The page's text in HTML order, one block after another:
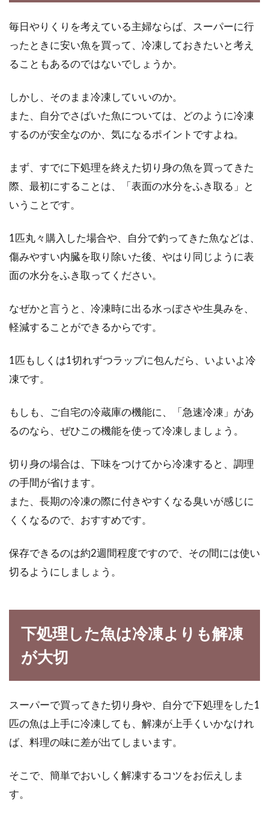
毎日やりくりを考えている主婦ならば、スーパーに行
ったときに安い魚を買って、冷凍しておきたいと考え
ることもあるのではないでしょうか。
しかし、そのまま冷凍していいのか。
また、自分でさばいた魚については、どのように冷凍
するのが安全なのか、気になるポイントですよね。
まず、すでに下処理を終えた切り身の魚を買ってきた
際、最初にすることは、「表面の水分をふき取る」と
いうことです。
1匹丸々購入した場合や、自分で釣ってきた魚などは、
傷みやすい内臓を取り除いた後、やはり同じように表
面の水分をふき取ってください。
なぜかと言うと、冷凍時に出る水っぽさや生臭みを、
軽減することができるからです。
1匹もしくは1切れずつラップに包んだら、いよいよ冷
凍です。
もしも、ご自宅の冷蔵庫の機能に、「急速冷凍」があ
るのなら、ぜひこの機能を使って冷凍しましょう。
切り身の場合は、下味をつけてから冷凍すると、調理
の手間が省けます。
また、長期の冷凍の際に付きやすくなる臭いが感じに
くくなるので、おすすめです。
保存できるのは約2週間程度ですので、その間には使い
切るようにしましょう。
下処理した魚は冷凍よりも解凍
が大切
スーパーで買ってきた切り身や、自分で下処理をした1
匹の魚は上手に冷凍しても、解凍が上手くいかなけれ
ば、料理の味に差が出てしまいます。
そこで、簡単でおいしく解凍するコツをお伝えしま
す。